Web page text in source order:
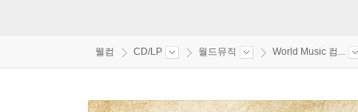
웰컴 CD/LP 월드뮤직 World Music 컴...